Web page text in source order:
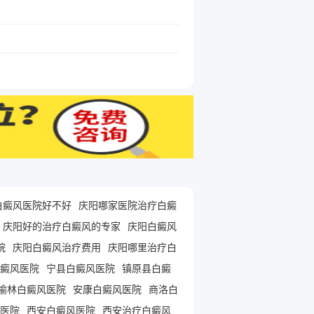
风医院好不好 庆阳哪家医院治疗白癜
庆阳好的治疗白癜风的专家 庆阳白癜风
庆阳白癜风治疗费用 庆阳哪里治疗白
风医院 宁县白癜风医院 镇原县白癜
林白癜风医院 安康白癜风医院 商洛白
院 西安白癜风医院 西安治疗白癜风